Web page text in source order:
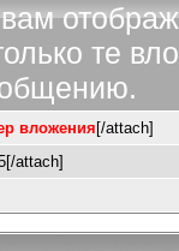
те
вложения[/attach]
attach]